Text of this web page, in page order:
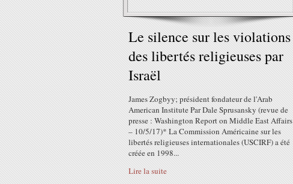
Le silence sur les violations
des libertés religieuses par
Israël
James Zogbyy; président fondateur de l'Arab
American Institute Par Dale Sprusansky (revue de
presse : Washington Report on Middle East Affairs
– 10/5/17)* La Commission Américaine sur les
libertés religieuses internationales (USCIRF) a été
créée en 1998...
Lire la suite